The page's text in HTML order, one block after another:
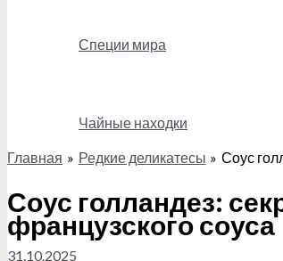
Специи мира
Чайные находки
Главная Редкие деликатесы Соус
Соус голландез:
французского соуса
31.10.2025